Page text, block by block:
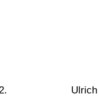
Ulrich